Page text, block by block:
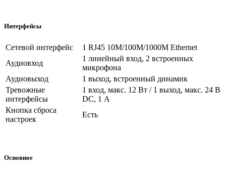
Интерфейсы
Сетевой интерфейс
1 RJ45 10M/100M/1000M Ethernet
Аудиовход
1 линейный вход, 2 встроенных
микрофона
Аудиовыход
1 выход, встроенный динамик
Тревожные
интерфейсы
1 вход, макс. 12 Вт / 1 выход, макс. 24 В
DC, 1 А
Кнопка сброса
настроек
Есть
Основное